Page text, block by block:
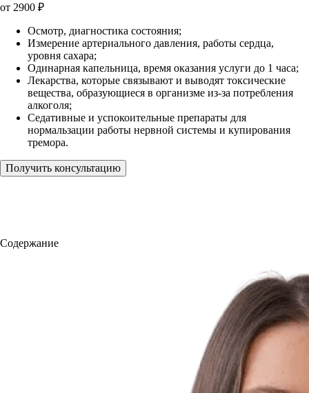
от 2900 ₽
Осмотр, диагностика состояния;
Измерение артериального давления, работы сердца,
уровня сахара;
Одинарная капельница, время оказания услуги до 1 часа;
Лекарства, которые связывают и выводят токсические
вещества, образующиеся в организме из-за потребления
алкоголя;
Седативные и успокоительные препараты для
нормальзации работы нервной системы и купирования
тремора.
Получить консультацию
Содержание